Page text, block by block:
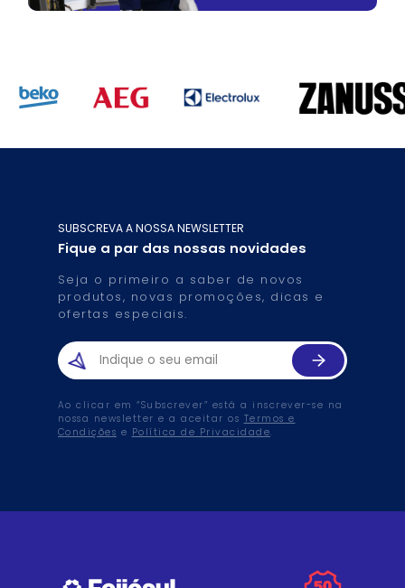
SUBSCREVA A NOSSA NEWSLETTER
Fique a par das nossas novidades
Seja o primeiro a saber de novos
produtos, novas promoções, dicas e
ofertas especiais.
Ao clicar em “Subscrever” está a inscrever-se na
nossa newsletter e a aceitar os Termos e
Condições e Política de Privacidade.